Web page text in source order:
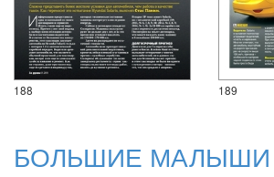
188 189
БОЛЬШИЕ МАЛЫШИ